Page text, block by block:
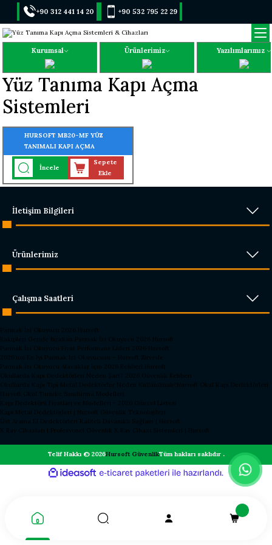
+90 312 441 14 20 +90 532 795 22 29
Kurumsal Ürünlerimiz Yazılımlarımız
Yüz Tanıma Kapı Açma
Sistemleri
HURSOFT MB20-MF YÜZ
TANIMALI KAPI AÇMA
SİSTEMLERİ (200 YÜZ OKUMA
ÖZELLİĞİ)
İncele
Sepete
Ekle
İletişim Bilgileri
Ürünlerimiz
Çalışma Saatleri
Parmak İzi Okuyucu 2026 Hursoft
Rakipleri Geride Bırakan Parmak İzi Okuyucu 2026 Hursoft
Parmak İzi Okuyucu Fiyat Performans Lideri 2026 Hursoft
2026’nın En İyi Parmak İzi Okuyucusu – Hursoft Zirvede
Parmak İzi Okuyucu Alacaklar İçin 2026 Rehberi Hursoft
Okullarda Kapı Dedektörleri Neden Şart? 2026 Güvenlik Rehberi
Okullarda Kapı Tipi Metal Dedektörler Neden Kullanılmalı?Hursoft Okul Kapı Dedektörleri
Hursoft Okul Turnike Sundurma Modelleri
Kapı Dedektörü Fiyatları ve Modelleri - 2026 Güncel Listesi
Kapı Metal Dedektörleri | Hursoft Güvenlik Teknolojileri
Üst Arama El Dedektörleri Kaliteli Dayanıklı Sağlam | Hursoft
X Ray Cihazları | Profesyonel Güvenlik X Ray Cihazı Sistemleri | Hursoft
Telif Hakkı © 2026Hursoft GüvenlikTüm hakları saklıdır .
ideasoft
e-
ile
hazırlandı.